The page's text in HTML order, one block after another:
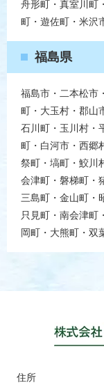
舟形町・真室川町
町・遊佐町・米沢
福島県
福島市・二本松市
町・大玉村・郡山
石川町・玉川村・
町・白河市・西郷
祭町・塙町・鮫川
会津町・磐梯町・
三島町・金山町・
只見町・南会津町
岡町・大熊町・双
住所